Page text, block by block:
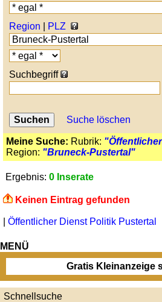
Region
PLZ
Suchbegriff
Suche löschen
Meine Suche: Rubrik:
Region: "Bruneck-Pustertal"
Ergebnis: 0 Inserate
Keinen Eintrag gefunden
Öffentlicher Dienst Politik Pustertal
MENÜ
Gratis Kleinanzeige
Schnellsuche